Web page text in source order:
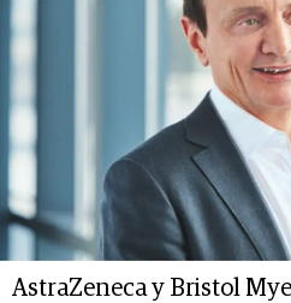
AstraZeneca y Bristol